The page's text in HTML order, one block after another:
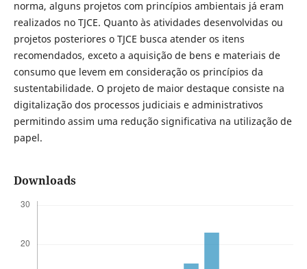
norma, alguns projetos com princípios ambientais já eram
realizados no TJCE. Quanto às atividades desenvolvidas ou
projetos posteriores o TJCE busca atender os itens
recomendados, exceto a aquisição de bens e materiais de
consumo que levem em consideração os princípios da
sustentabilidade. O projeto de maior destaque consiste na
digitalização dos processos judiciais e administrativos
permitindo assim uma redução significativa na utilização de
papel.
Downloads